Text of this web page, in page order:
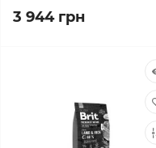
3 944 грн